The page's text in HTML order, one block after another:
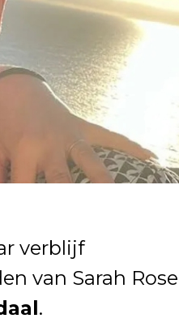
verblijf
van Sarah Rose
.